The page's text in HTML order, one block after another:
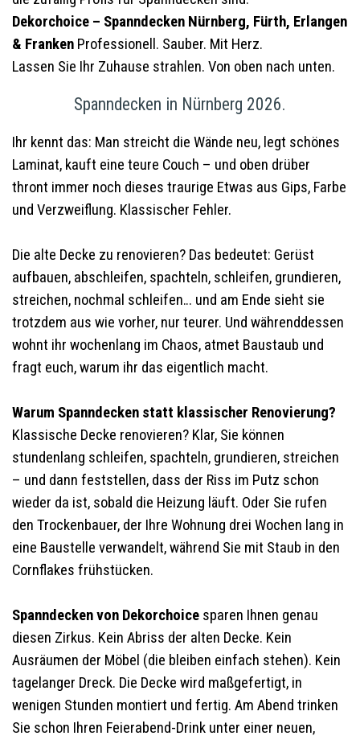
Dekorchoice – Spanndecken Nürnberg, Fürth, Erlangen
& Franken Professionell. Sauber. Mit Herz.
Lassen Sie Ihr Zuhause strahlen. Von oben nach unten.
Spanndecken in Nürnberg 2026.
Ihr kennt das: Man streicht die Wände neu, legt schönes
Laminat, kauft eine teure Couch – und oben drüber
thront immer noch dieses traurige Etwas aus Gips, Farbe
und Verzweiflung. Klassischer Fehler.
Die alte Decke zu renovieren? Das bedeutet: Gerüst
aufbauen, abschleifen, spachteln, schleifen, grundieren,
streichen, nochmal schleifen… und am Ende sieht sie
trotzdem aus wie vorher, nur teurer. Und währenddessen
wohnt ihr wochenlang im Chaos, atmet Baustaub und
fragt euch, warum ihr das eigentlich macht.
Warum Spanndecken statt klassischer Renovierung?
Klassische Decke renovieren? Klar, Sie können
stundenlang schleifen, spachteln, grundieren, streichen
– und dann feststellen, dass der Riss im Putz schon
wieder da ist, sobald die Heizung läuft. Oder Sie rufen
den Trockenbauer, der Ihre Wohnung drei Wochen lang in
eine Baustelle verwandelt, während Sie mit Staub in den
Cornflakes frühstücken.
Spanndecken von Dekorchoice sparen Ihnen genau
diesen Zirkus. Kein Abriss der alten Decke. Kein
Ausräumen der Möbel (die bleiben einfach stehen). Kein
tagelanger Dreck. Die Decke wird maßgefertigt, in
wenigen Stunden montiert und fertig. Am Abend trinken
Sie schon Ihren Feierabend-Drink unter einer neuen,